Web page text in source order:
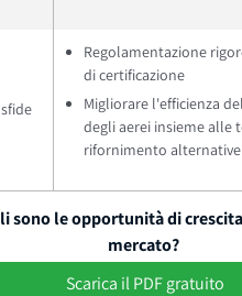
Regolamentazione
di certificazione
Migliorare l'efficienza
degli aerei insieme alle
rifornimento alternative
sono le opportunità di
mercato?
Scarica il PDF gratuito